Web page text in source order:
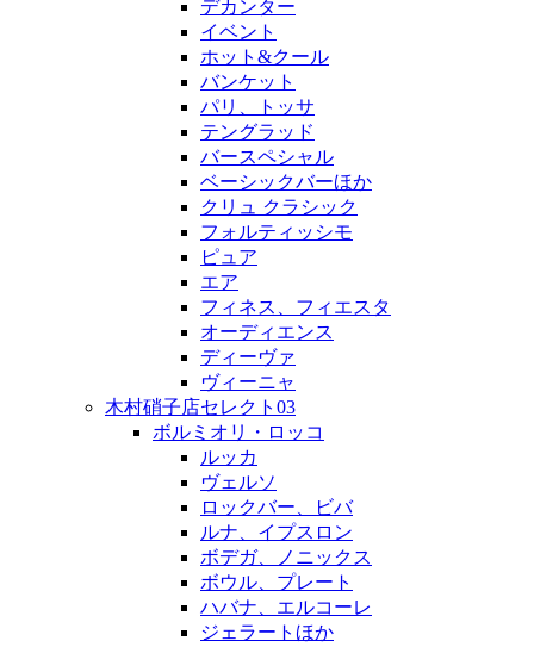
デカンター
イベント
ホット&クール
バンケット
パリ、トッサ
テングラッド
バースペシャル
ベーシックバーほか
クリュ クラシック
フォルティッシモ
ピュア
エア
フィネス、フィエスタ
オーディエンス
ディーヴァ
ヴィーニャ
木村硝子店セレクト03
ボルミオリ・ロッコ
ルッカ
ヴェルソ
ロックバー、ビバ
ルナ、イプスロン
ボデガ、ノニックス
ボウル、プレート
ハバナ、エルコーレ
ジェラートほか